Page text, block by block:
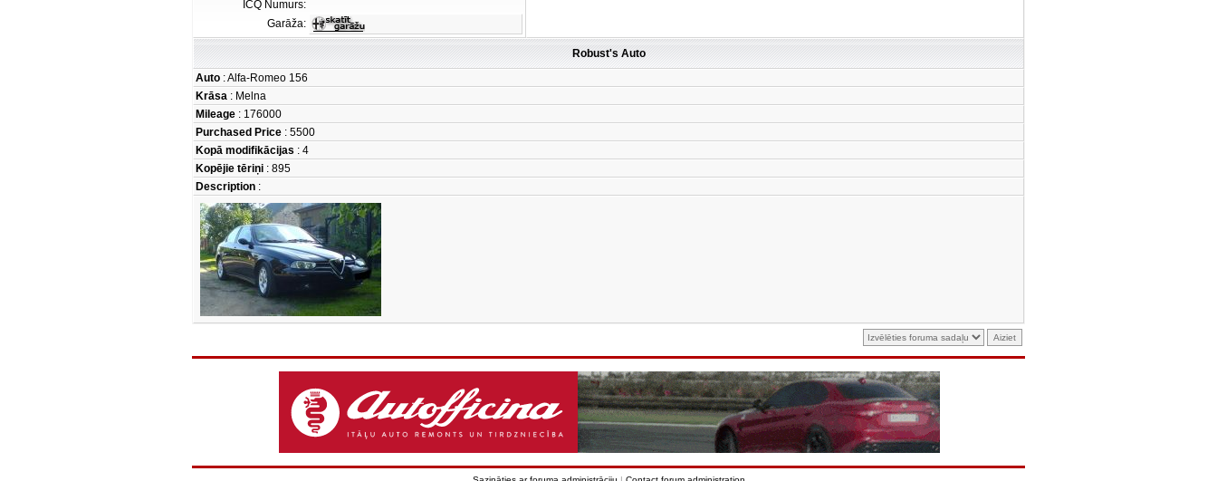
ICQ Numurs:
Garāža:
Robust's Auto
Auto : Alfa-Romeo 156
Krāsa : Melna
Mileage : 176000
Purchased Price : 5500
Kopā modifikācijas : 4
Kopējie tēriņi : 895
Description :